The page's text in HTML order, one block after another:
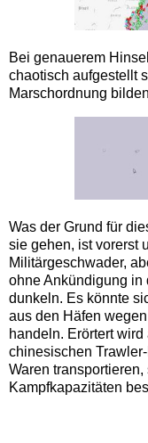
Bei genauerem
chaotisch aufgestellt
Marschordnung
Was der Grund für
sie gehen, ist vorerst
Militärgeschwader,
ohne Ankündigung in
dunkeln. Es könnte
aus den Häfen
handeln. Erörtert
chinesischen
Waren
Kampfkapazitäten